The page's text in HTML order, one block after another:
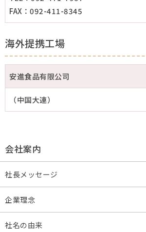
FAX：092-411-8345
海外提携工場
安進食品有限公司
（中国大連）
会社案内
社長メッセージ
企業理念
社名の由来